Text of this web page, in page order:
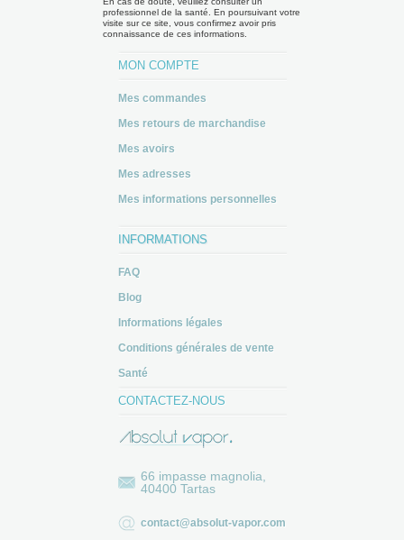
professionnel de la santé. En poursuivant votre
visite sur ce site, vous confirmez avoir pris
connaissance de ces informations.
MON COMPTE
Mes commandes
Mes retours de marchandise
Mes avoirs
Mes adresses
Mes informations personnelles
INFORMATIONS
FAQ
Blog
Informations légales
Conditions générales de vente
Santé
CONTACTEZ-NOUS
66 impasse magnolia,
40400 Tartas
contact@absolut-vapor.com